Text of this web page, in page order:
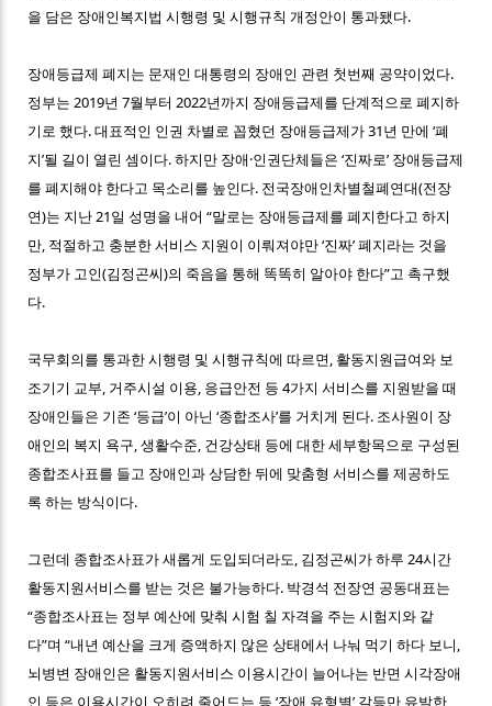
을 담은 장애인복지법 시행령 및 시행규칙 개정안이 통과됐다.
장애등급제 폐지는 문재인 대통령의 장애인 관련 첫번째 공약이었다.
정부는 2019년 7월부터 2022년까지 장애등급제를 단계적으로 폐지하
기로 했다. 대표적인 인권 차별로 꼽혔던 장애등급제가 31년 만에 ‘폐
지’될 길이 열린 셈이다. 하지만 장애·인권단체들은 ‘진짜로’ 장애등급제
를 폐지해야 한다고 목소리를 높인다. 전국장애인차별철폐연대(전장
연)는 지난 21일 성명을 내어 “말로는 장애등급제를 폐지한다고 하지
만, 적절하고 충분한 서비스 지원이 이뤄져야만 ‘진짜’ 폐지라는 것을
정부가 고인(김정곤씨)의 죽음을 통해 똑똑히 알아야 한다”고 촉구했
다.
국무회의를 통과한 시행령 및 시행규칙에 따르면, 활동지원급여와 보
조기기 교부, 거주시설 이용, 응급안전 등 4가지 서비스를 지원받을 때
장애인들은 기존 ‘등급’이 아닌 ‘종합조사’를 거치게 된다. 조사원이 장
애인의 복지 욕구, 생활수준, 건강상태 등에 대한 세부항목으로 구성된
종합조사표를 들고 장애인과 상담한 뒤에 맞춤형 서비스를 제공하도
록 하는 방식이다.
그런데 종합조사표가 새롭게 도입되더라도, 김정곤씨가 하루 24시간
활동지원서비스를 받는 것은 불가능하다. 박경석 전장연 공동대표는
“종합조사표는 정부 예산에 맞춰 시험 칠 자격을 주는 시험지와 같
다”며 “내년 예산을 크게 증액하지 않은 상태에서 나눠 먹기 하다 보니,
뇌병변 장애인은 활동지원서비스 이용시간이 늘어나는 반면 시각장애
인 등은 이용시간이 오히려 줄어드는 등 ‘장애 유형별’ 갈등만 유발한